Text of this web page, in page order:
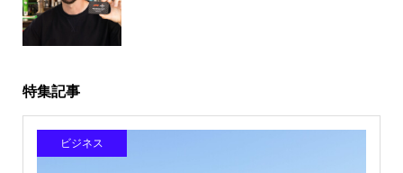
特集記事
ビジネス